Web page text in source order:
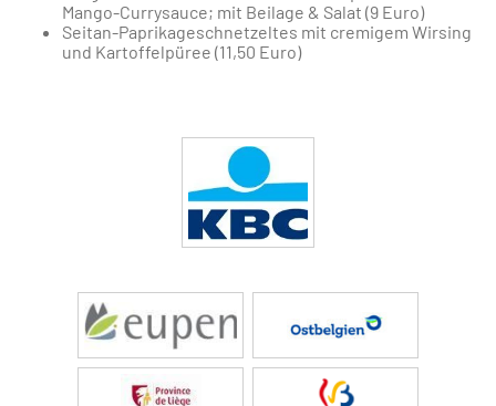
Mango-Currysauce; mit Beilage & Salat (9 Euro)
Seitan-Paprikageschnetzeltes mit cremigem Wirsing
und Kartoffelpüree (11,50 Euro)